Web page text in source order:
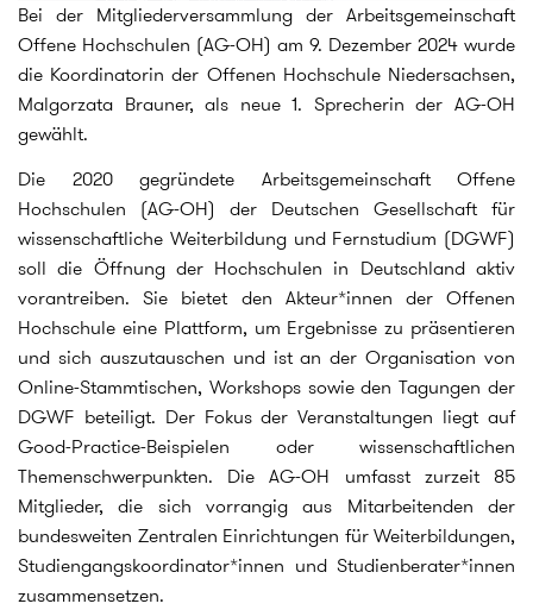
Bei der Mitgliederversammlung der Arbeitsgemeinschaft
Offene Hochschulen (AG-OH) am 9. Dezember 2024 wurde
die Koordinatorin der Offenen Hochschule Niedersachsen,
Malgorzata Brauner, als neue 1. Sprecherin der AG-OH
gewählt.
Die 2020 gegründete Arbeitsgemeinschaft Offene
Hochschulen (AG-OH) der Deutschen Gesellschaft für
wissenschaftliche Weiterbildung und Fernstudium (DGWF)
soll die Öffnung der Hochschulen in Deutschland aktiv
vorantreiben. Sie bietet den Akteur*innen der Offenen
Hochschule eine Plattform, um Ergebnisse zu präsentieren
und sich auszutauschen und ist an der Organisation von
Online-Stammtischen, Workshops sowie den Tagungen der
DGWF beteiligt. Der Fokus der Veranstaltungen liegt auf
Good-Practice-Beispielen oder wissenschaftlichen
Themenschwerpunkten. Die AG-OH umfasst zurzeit 85
Mitglieder, die sich vorrangig aus Mitarbeitenden der
bundesweiten Zentralen Einrichtungen für Weiterbildungen,
Studiengangskoordinator*innen und Studienberater*innen
zusammensetzen.